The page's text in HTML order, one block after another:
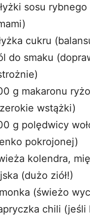
sosu
cukru
do smaku
g makaronu
wstążki)
g polędwicy
pokrojonej)
kolendra,
(dużo ziół!)
(świeżo
chili (jeśli